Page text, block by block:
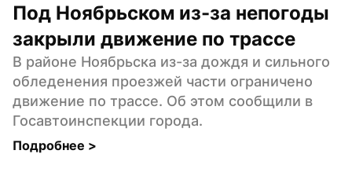
Под Ноябрьском из-за непогоды
закрыли движение по трассе
В районе Ноябрьска из-за дождя и сильного
обледенения проезжей части ограничено
движение по трассе. Об этом сообщили в
Госавтоинспекции города.
Подробнее >